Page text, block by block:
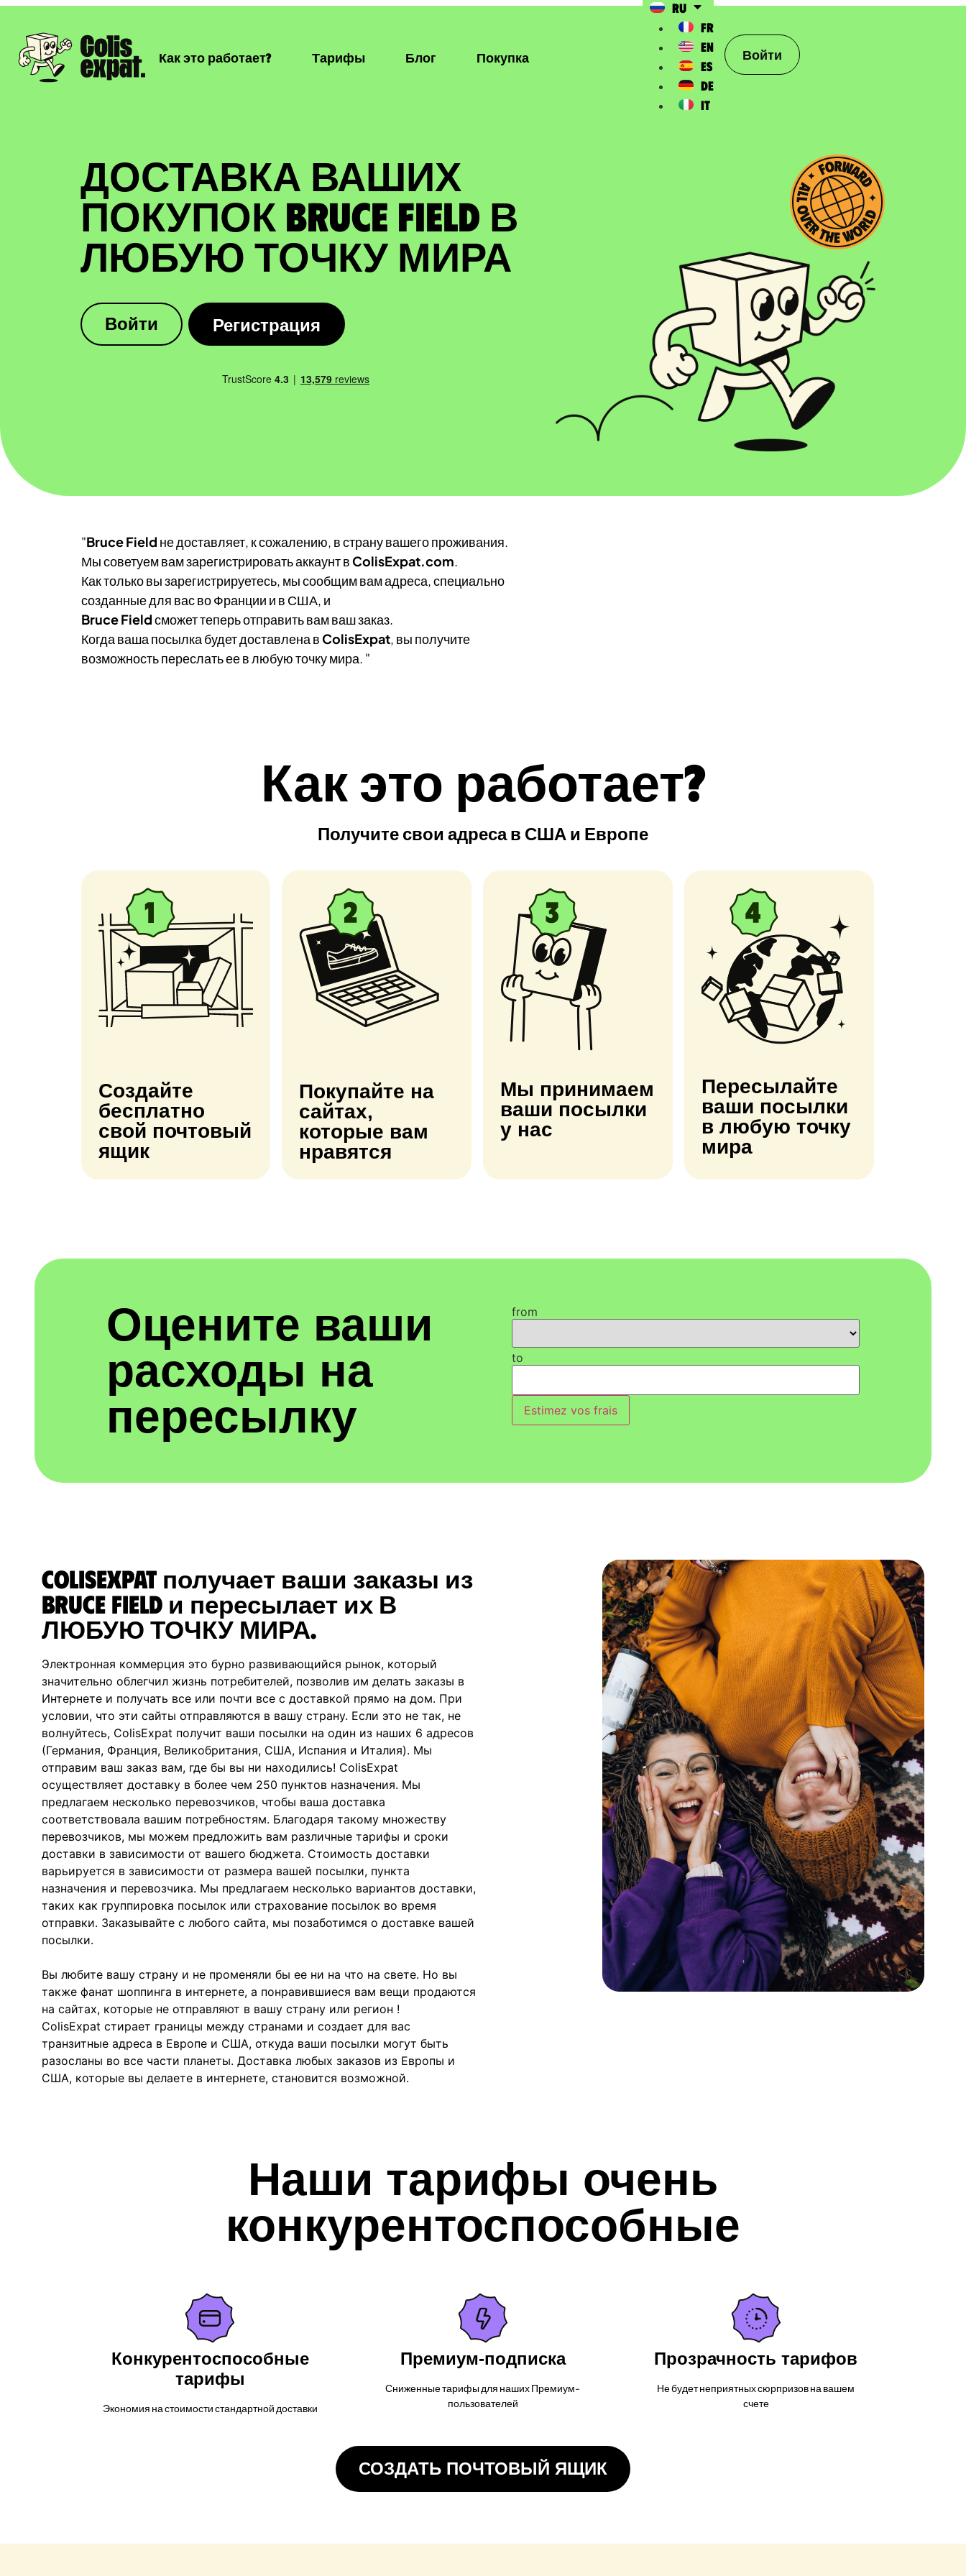
Как это работает? Тарифы Блог Покупка
RU
FR
EN
ES
DE
IT
Войти
ДОСТАВКА ВАШИХ
ПОКУПОК BRUCE FIELD В
ЛЮБУЮ ТОЧКУ МИРА
Войти Регистрация
"Bruce Field не доставляет, к сожалению, в страну вашего проживания.
Мы советуем вам зарегистрировать аккаунт в ColisExpat.com.
Как только вы зарегистрируетесь, мы сообщим вам адреса, специально
созданные для вас во Франции и в США, и
Bruce Fieldсможет теперь отправить вам ваш заказ.
Когда ваша посылка будет доставлена в ColisExpat, вы получите
возможность переслать ее в любую точку мира. "
Как это работает?
Получите свои адреса в США и Европе
Создайте
бесплатно
свой почтовый
ящик
Покупайте на
сайтах,
которые вам
нравятся
Мы принимаем
ваши посылки
у нас
Пересылайте
ваши посылки
в любую точку
мира
Оцените ваши
расходы на
пересылку
from
to
Estimez vos frais
ColisExpat получает ваши заказы из
Bruce Field и пересылает их В
ЛЮБУЮ ТОЧКУ МИРА.
Электронная коммерция это бурно развивающийся рынок, который
значительно облегчил жизнь потребителей, позволив им делать заказы в
Интернете и получать все или почти все с доставкой прямо на дом. При
условии, что эти сайты отправляются в вашу страну. Если это не так, не
волнуйтесь, ColisExpat получит ваши посылки на один из наших 6 адресов
(Германия, Франция, Великобритания, США, Испания и Италия). Мы
отправим ваш заказ вам, где бы вы ни находились! ColisExpat
осуществляет доставку в более чем 250 пунктов назначения. Мы
предлагаем несколько перевозчиков, чтобы ваша доставка
соответствовала вашим потребностям. Благодаря такому множеству
перевозчиков, мы можем предложить вам различные тарифы и сроки
доставки в зависимости от вашего бюджета. Стоимость доставки
варьируется в зависимости от размера вашей посылки, пункта
назначения и перевозчика. Мы предлагаем несколько вариантов доставки,
таких как группировка посылок или страхование посылок во время
отправки. Заказывайте с любого сайта, мы позаботимся о доставке вашей
посылки.
Вы любите вашу страну и не променяли бы ее ни на что на свете. Но вы
также фанат шоппинга в интернете, а понравившиеся вам вещи продаются
на сайтах, которые не отправляют в вашу страну или регион !
ColisExpat стирает границы между странами и создает для вас
транзитные адреса в Европе и США, откуда ваши посылки могут быть
разосланы во все части планеты. Доставка любых заказов из Европы и
США, которые вы делаете в интернете, становится возможной.
Наши тарифы очень
конкурентоспособные
Конкурентоспособные
тарифы
Экономия на стоимости стандартной доставки
Премиум-подписка
Сниженные тарифы для наших Премиум-
пользователей
Прозрачность тарифов
Не будет неприятных сюрпризов на вашем
счете
СОЗДАТЬ ПОЧТОВЫЙ ЯЩИК